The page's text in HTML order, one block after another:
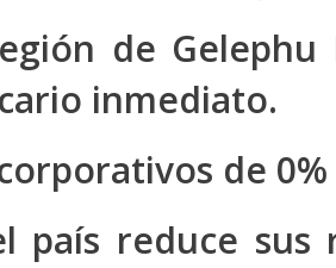
de
inmediato.
de
país reduce sus